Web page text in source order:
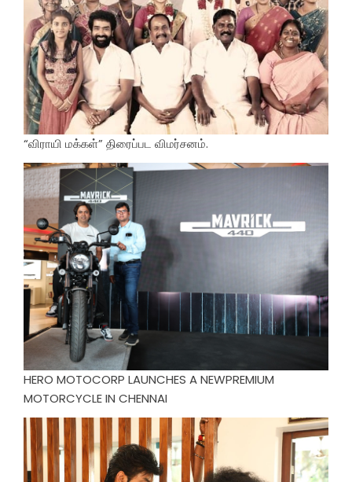
“விராயி மக்கள்” திரைப்பட விமர்சனம்.
HERO MOTOCORP LAUNCHES A NEWPREMIUM
MOTORCYCLE IN CHENNAI